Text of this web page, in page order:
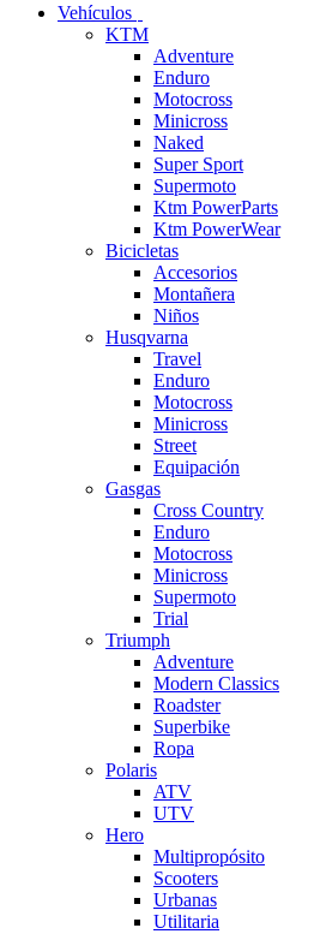
Vehículos
KTM
Adventure
Enduro
Motocross
Minicross
Naked
Super Sport
Supermoto
Ktm PowerParts
Ktm PowerWear
Bicicletas
Accesorios
Montañera
Niños
Husqvarna
Travel
Enduro
Motocross
Minicross
Street
Equipación
Gasgas
Cross Country
Enduro
Motocross
Minicross
Supermoto
Trial
Triumph
Adventure
Modern Classics
Roadster
Superbike
Ropa
Polaris
ATV
UTV
Hero
Multipropósito
Scooters
Urbanas
Utilitaria